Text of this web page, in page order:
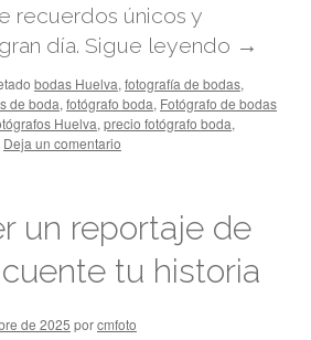
recuerdos únicos y
día. Sigue leyendo →
bodas Huelva, fotografía de bodas,
de boda, fotógrafo boda, Fotógrafo de bodas
Huelva, precio fotógrafo boda,
Deja un comentario
un reportaje de
tu historia
de 2025 porcmfoto